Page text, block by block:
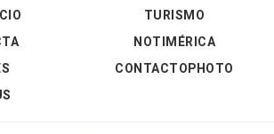
TURISMO
NOTIMÉRICA
CONTACTOPHOTO